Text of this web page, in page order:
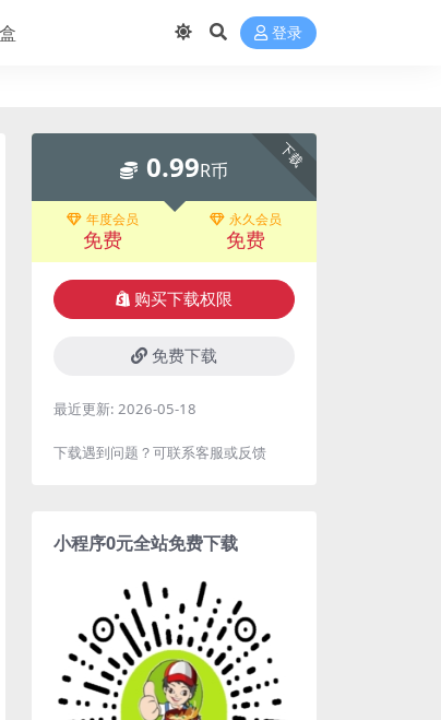
登录
下载
0.99R币
年度会员
免费
永久会员
免费
购买下载权限
免费下载
最近更新: 2026-05-18
下载遇到问题？可联系客服或反馈
小程序0元全站免费下载